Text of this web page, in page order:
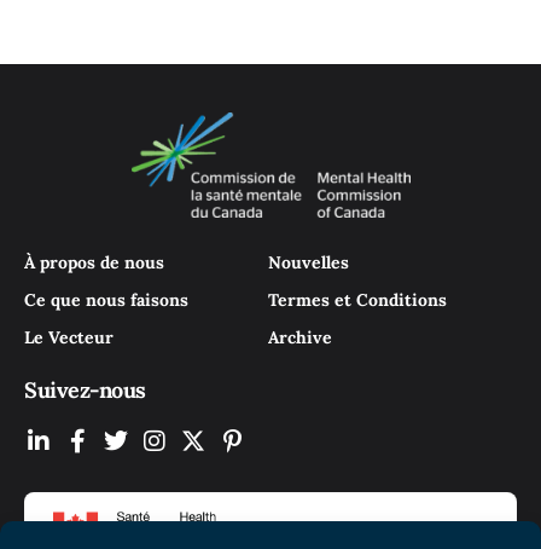
À propos de nous
Ce que nous faisons
Le Vecteur
Nouvelles
Termes et Conditions
Archive
Suivez-nous